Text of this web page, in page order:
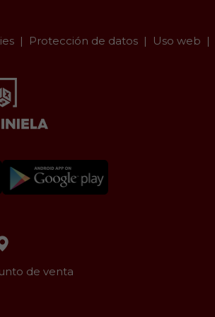
Protección de datos Uso web
de venta